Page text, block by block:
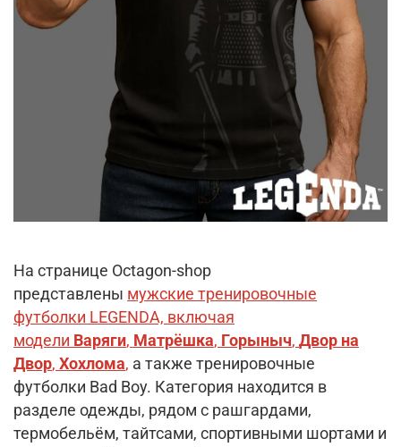
На странице Octagon-shop
представлены мужские тренировочные
футболки LEGENDA, включая
модели Варяги, Матрёшка, Горыныч, Двор на
Двор, Хохлома, а также тренировочные
футболки Bad Boy. Категория находится в
разделе одежды, рядом с рашгардами,
термобельём, тайтсами, спортивными шортами и